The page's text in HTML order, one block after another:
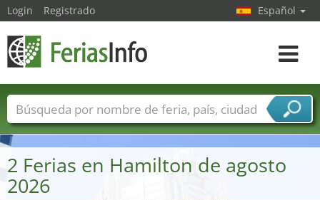
2 Ferias en Hamilton de agosto
2026
Login Registrado Español
toggle
Nombres de ferias Países
Ciudades
Sectores de ferias
Sectores de proveedor de servicios